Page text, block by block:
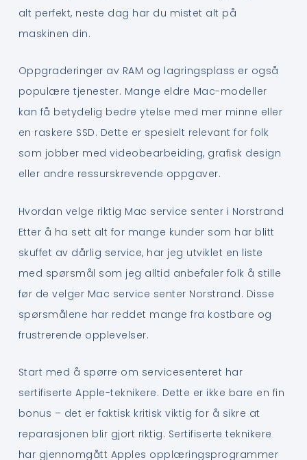
alt perfekt, neste dag har du mistet alt på
maskinen din.
Oppgraderinger av RAM og lagringsplass er også
populære tjenester. Mange eldre Mac-modeller
kan få betydelig bedre ytelse med mer minne eller
en raskere SSD. Dette er spesielt relevant for folk
som jobber med videobearbeiding, grafisk design
eller andre ressurskrevende oppgaver.
Hvordan velge riktig Mac service senter i Norstrand
Etter å ha sett alt for mange kunder som har blitt
skuffet av dårlig service, har jeg utviklet en liste
med spørsmål som jeg alltid anbefaler folk å stille
før de velger Mac service senter Norstrand. Disse
spørsmålene har reddet mange fra kostbare og
frustrerende opplevelser.
Start med å spørre om servicesenteret har
sertifiserte Apple-teknikere. Dette er ikke bare en fin
bonus – det er faktisk kritisk viktig for å sikre at
reparasjonen blir gjort riktig. Sertifiserte teknikere
har gjennomgått Apples opplæringsprogrammer